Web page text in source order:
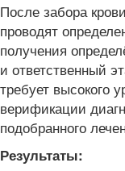
После забора
проводят
получения
и ответственный
требует высокого
верификации
подобранного
Результаты: